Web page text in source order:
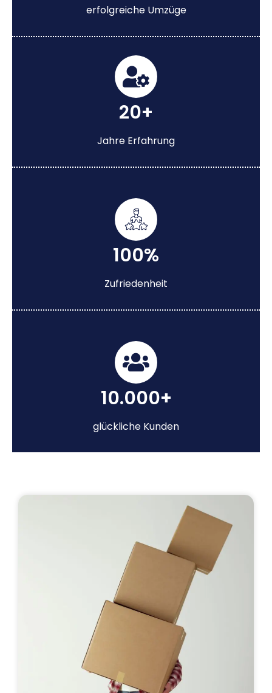
erfolgreiche Umzüge
20+
Jahre Erfahrung
100%
Zufriedenheit
10.000+
glückliche Kunden